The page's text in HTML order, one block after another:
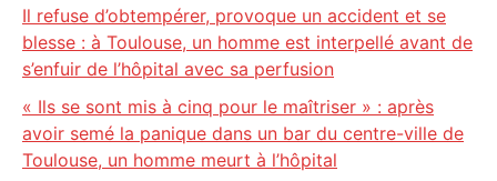
Il refuse d’obtempérer, provoque un accident et se
blesse : à Toulouse, un homme est interpellé avant de
s’enfuir de l’hôpital avec sa perfusion
« Ils se sont mis à cinq pour le maîtriser » : après
avoir semé la panique dans un bar du centre-ville de
Toulouse, un homme meurt à l’hôpital